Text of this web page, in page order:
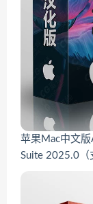
苹果Mac中文版
Suite 2025.0（